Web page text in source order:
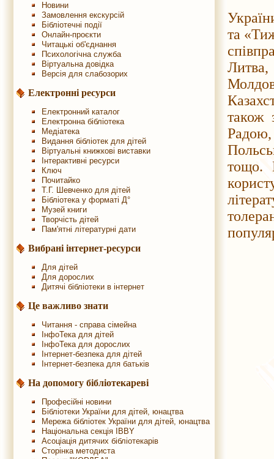
Новини
Замовлення екскурсій
Бібліотечні події
Онлайн-проєкти
Читацькі об'єднання
Психологічна служба
Віртуальна довідка
Версія для слабозорих
Електронні ресурси
Електронний каталог
Електронна бібліотека
Медіатека
Видання бібліотек для дітей
Віртуальні книжкові виставки
Інтерактивні ресурси
Ключ
Почитайко
Т.Г. Шевченко для дітей
Бібліотека у форматі Д°
Музей книги
Творчість дітей
Пам'ятні літературні дати
Вибрані інтернет-ресурси
Для дітей
Для дорослих
Дитячі бібліотеки в інтернет
Це важливо знати
Читання - справа сімейна
ІнфоТека для дітей
ІнфоТека для дорослих
Інтернет-безпека для дітей
Інтернет-безпека для батьків
На допомогу бібліотекареві
Професійні новини
Бібліотеки України для дітей, юнацтва
Мережа бібліотек України для дітей, юнацтва
Національна секція IBBY
Асоціація дитячих бібліотекарів
Сторінка методиста
та
також
тощо.